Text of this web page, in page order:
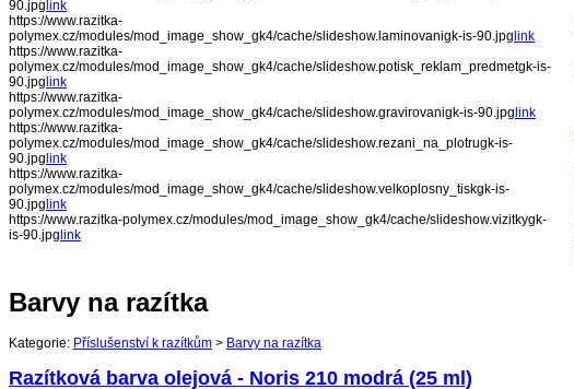
90.jpg link
https://www.razitka-
polymex.cz/modules/mod_image_show_gk4/cache/slideshow.laminovanigk-is-90.jpg link
https://www.razitka-
polymex.cz/modules/mod_image_show_gk4/cache/slideshow.potisk_reklam_predmetgk-is-
90.jpg link
https://www.razitka-
polymex.cz/modules/mod_image_show_gk4/cache/slideshow.gravirovanigk-is-90.jpg link
https://www.razitka-
polymex.cz/modules/mod_image_show_gk4/cache/slideshow.rezani_na_plotrugk-is-
90.jpg link
https://www.razitka-
polymex.cz/modules/mod_image_show_gk4/cache/slideshow.velkoplosny_tiskgk-is-
90.jpg link
https://www.razitka-polymex.cz/modules/mod_image_show_gk4/cache/slideshow.vizitkygk-
is-90.jpg link
Barvy na razítka
Kategorie: Příslušenství k razítkům > Barvy na razítka
Razítková barva olejová - Noris 210 modrá (25 ml)